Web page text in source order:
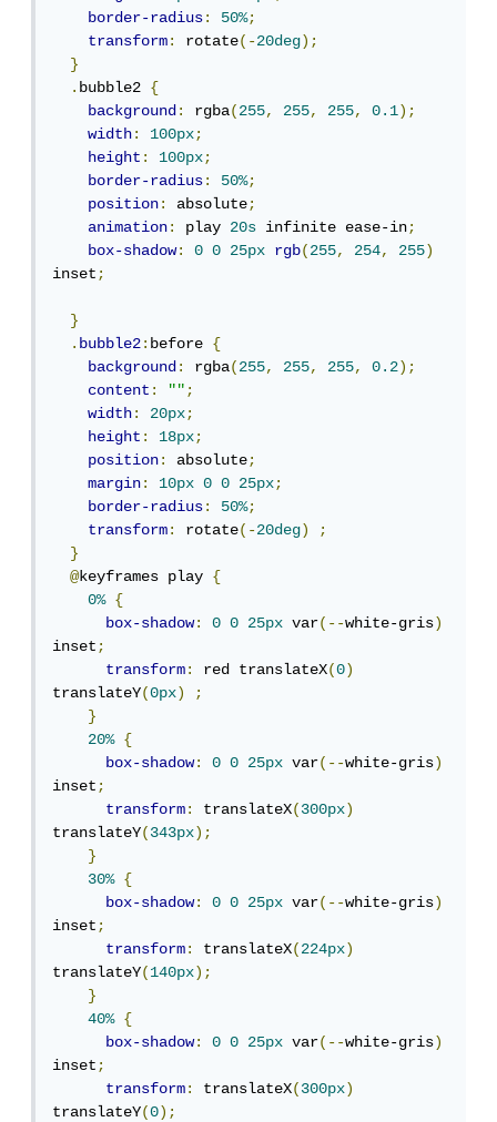
border-radius: 50%;
transform: rotate(-20deg);
}
.bubble2 {
background: rgba(255, 255, 255, 0.1);
width: 100px;
height: 100px;
border-radius: 50%;
position: absolute;
animation: play 20s infinite ease-in;
box-shadow: 0 0 25px rgb(255, 254, 255)
inset;
}
.bubble2:before {
background: rgba(255, 255, 255, 0.2);
content: "";
width: 20px;
height: 18px;
position: absolute;
margin: 10px 0 0 25px;
border-radius: 50%;
transform: rotate(-20deg)
;
}
@keyframes play {
0%
{
box-shadow: 0 0 25px var(--white-gris)
inset;
transform: red translateX(0)
translateY(0px)
;
}
20%
{
box-shadow: 0 0 25px var(--white-gris)
inset;
transform: translateX(300px)
translateY(343px);
}
30%
{
box-shadow: 0 0 25px var(--white-gris)
inset;
transform: translateX(224px)
translateY(140px);
}
40%
{
box-shadow: 0 0 25px var(--white-gris)
inset;
transform: translateX(300px)
translateY(0);